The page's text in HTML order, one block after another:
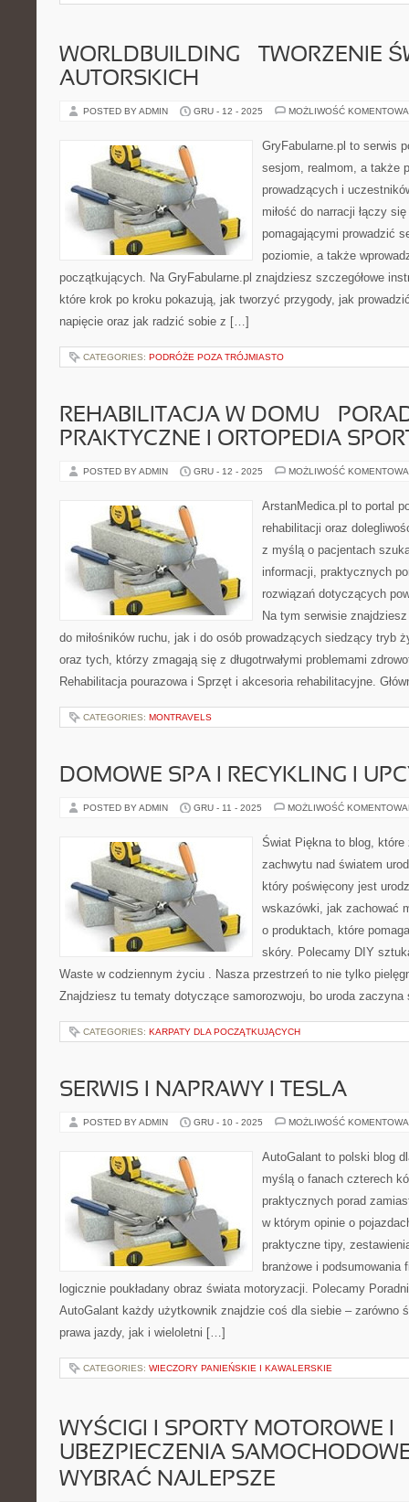
WORLDBUILDING – TWORZENIE
AUTORSKICH
POSTED BY ADMIN GRU - 12 - 2025 MOŻLIWOŚĆ
GryFabularne.pl to serwis
sesjom, realmom, a także
prowadzących i
miłość do narracji łączy
pomagającymi prowadzić
poziomie, a także
początkujących. Na GryFabularne.pl znajdziesz szczegółowe
które krok po kroku pokazują, jak tworzyć przygody, jak
napięcie oraz jak radzić sobie z […]
CATEGORIES: PODRÓŻE POZA TRÓJMIASTO
REHABILITACJA W DOMU –
PRAKTYCZNE I ORTOPEDIA
POSTED BY ADMIN GRU - 12 - 2025 MOŻLIWOŚĆ
ArstanMedica.pl to portal
rehabilitacji oraz
z myślą o pacjentach
informacji, praktycznych
rozwiązań dotyczących
Na tym serwisie
do miłośników ruchu, jak i do osób prowadzących siedzący tryb
oraz tych, którzy zmagają się z długotrwałymi problemami
Rehabilitacja pourazowa i Sprzęt i akcesoria rehabilitacyjne.
CATEGORIES: MONTRAVELS
DOMOWE SPA I RECYKLING I
POSTED BY ADMIN GRU - 11 - 2025 MOŻLIWOŚĆ
Świat Piękna to blog, które
zachwytu nad światem
który poświęcony jest
wskazówki, jak zachować
o produktach, które
skóry. Polecamy DIY
Waste w codziennym życiu . Nasza przestrzeń to nie tylko
Znajdziesz tu tematy dotyczące samorozwoju, bo uroda
CATEGORIES: KARPATY DLA POCZĄTKUJĄCYCH
SERWIS I NAPRAWY I TESLA
POSTED BY ADMIN GRU - 10 - 2025 MOŻLIWOŚĆ
AutoGalant to polski blog
myślą o fanach czterech
praktycznych porad
w którym opinie o
praktyczne tipy,
branżowe i podsumowania
logicznie poukładany obraz świata motoryzacji. Polecamy
AutoGalant każdy użytkownik znajdzie coś dla siebie – zarówno
prawa jazdy, jak i wieloletni […]
CATEGORIES: WIECZORY PANIEŃSKIE I KAWALERSKIE
WYŚCIGI I SPORTY MOTOROWE I
UBEZPIECZENIA
WYBRAĆ NAJLEPSZE